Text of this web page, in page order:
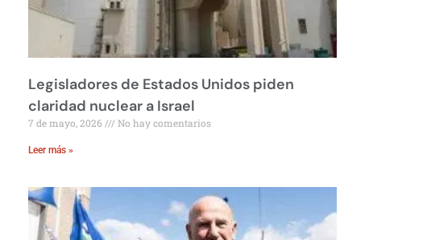
Legisladores de Estados Unidos piden
claridad nuclear a Israel
7 de mayo, 2026 No hay comentarios
Leer más »